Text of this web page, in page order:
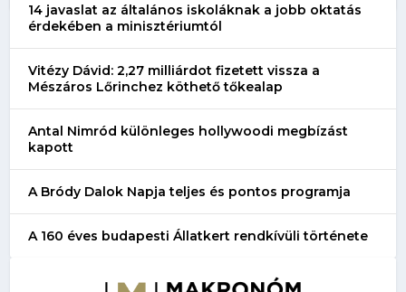
14 javaslat az általános iskoláknak a jobb oktatás
érdekében a minisztériumtól
Vitézy Dávid: 2,27 milliárdot fizetett vissza a
Mészáros Lőrinchez köthető tőkealap
Antal Nimród különleges hollywoodi megbízást
kapott
A Bródy Dalok Napja teljes és pontos programja
A 160 éves budapesti Állatkert rendkívüli története